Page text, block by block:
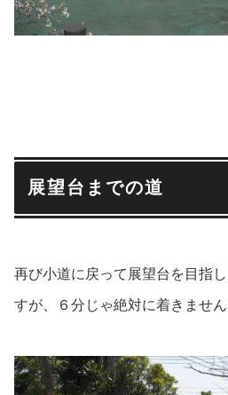
展望台までの道
再び小道に戻って展望台を目指
すが、６分じゃ絶対に着きません